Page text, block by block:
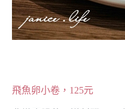
飛魚卵小卷，125元